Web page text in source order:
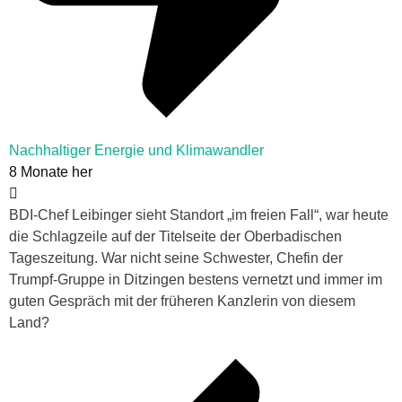
Nachhaltiger Energie und Klimawandler
8 Monate her
BDI-Chef Leibinger sieht Standort „im freien Fall“, war heute
die Schlagzeile auf der Titelseite der Oberbadischen
Tageszeitung. War nicht seine Schwester, Chefin der
Trumpf-Gruppe in Ditzingen bestens vernetzt und immer im
guten Gespräch mit der früheren Kanzlerin von diesem
Land?